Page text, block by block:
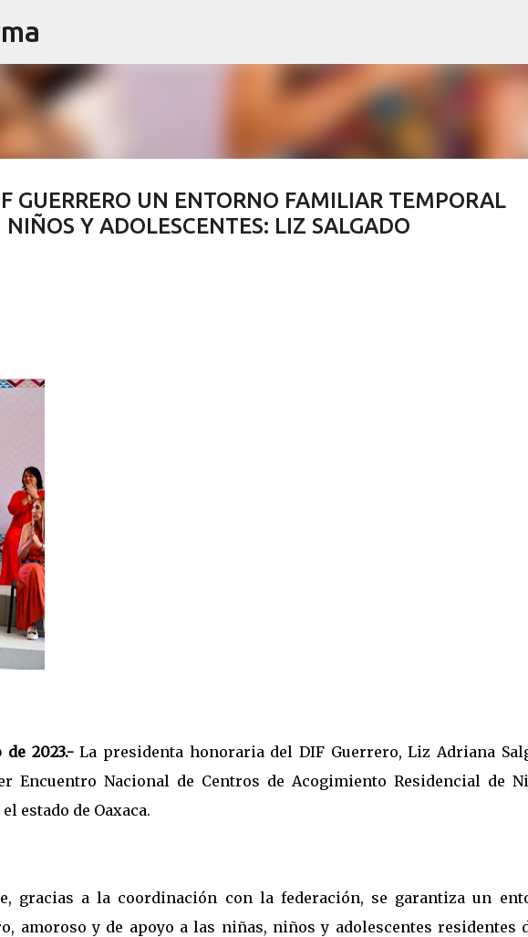
GUERRERO UN ENTORNO FAMILIAR TEMPORAL
Y ADOLESCENTES: LIZ SALGADO
de 2023.-La presidenta honoraria del DIF Guerrero, Liz Adriana
Encuentro Nacional de Centros de Acogimiento Residencial de
estado de Oaxaca.
gracias a la coordinación con la federación, se garantiza un
amoroso y de apoyo a las niñas, niños y adolescentes residentes